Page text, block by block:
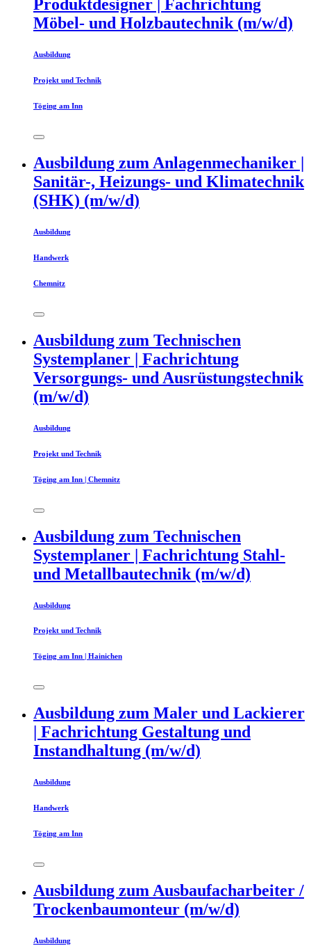
Produktdesigner | Fachrichtung
Möbel- und Holzbautechnik (m/w/d)
Ausbildung
Projekt und Technik
Töging am Inn
Ausbildung zum Anlagenmechaniker |
Sanitär-, Heizungs- und Klimatechnik
(SHK) (m/w/d)
Ausbildung
Handwerk
Chemnitz
Ausbildung zum Technischen
Systemplaner | Fachrichtung
Versorgungs- und Ausrüstungstechnik
(m/w/d)
Ausbildung
Projekt und Technik
Töging am Inn | Chemnitz
Ausbildung zum Technischen
Systemplaner | Fachrichtung Stahl-
und Metallbautechnik (m/w/d)
Ausbildung
Projekt und Technik
Töging am Inn | Hainichen
Ausbildung zum Maler und Lackierer
| Fachrichtung Gestaltung und
Instandhaltung (m/w/d)
Ausbildung
Handwerk
Töging am Inn
Ausbildung zum Ausbaufacharbeiter /
Trockenbaumonteur (m/w/d)
Ausbildung